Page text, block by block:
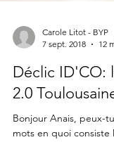
Carole Litot - BYP
7 sept. 2018
12
Déclic ID'CO: